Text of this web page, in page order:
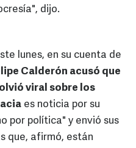
dijo.
lunes, en su cuenta de
Calderón acusó que
viral sobre los
es noticia por su
por política" y envió sus
que, afirmó, están